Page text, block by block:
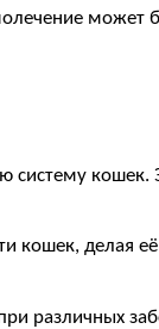
может
кошек.
кошек, делая
различных